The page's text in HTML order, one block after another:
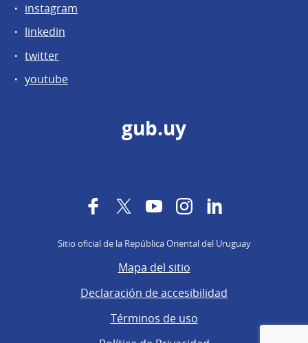
instagram
linkedin
twitter
youtube
gub.uy
FacebookTwitterYouTubeInstagram
Sitio oficial de la República Oriental del Uruguay
Mapa del sitio
Declaración de accesibilidad
Términos de uso